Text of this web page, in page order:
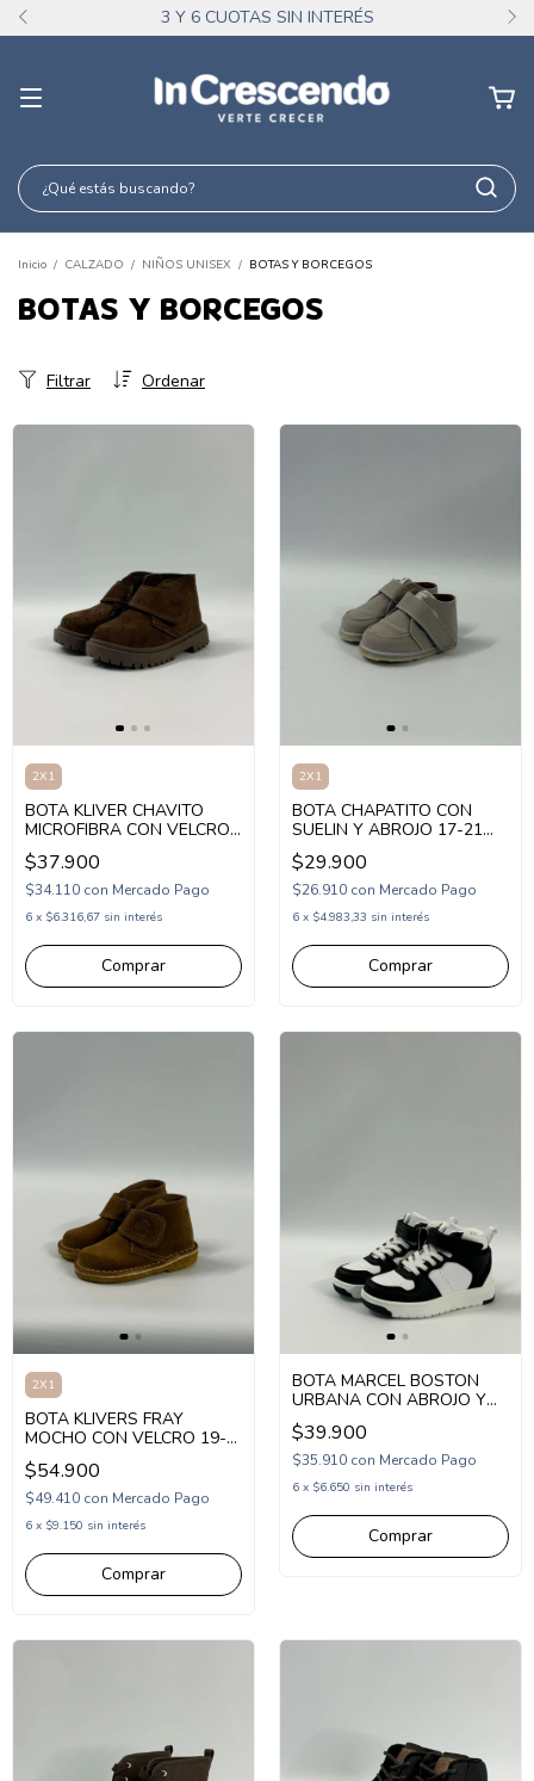
3 Y 6 CUOTAS SIN INTERÉS
Inicio / CALZADO / NIÑOS UNISEX / BOTAS Y BORCEGOS
BOTAS Y BORCEGOS
Ordenar
Filtrar
2X1
BOTA KLIVER CHAVITO
MICROFIBRA CON VELCRO
21-28 (KV2320)
$37.900
$34.110 con Mercado Pago
6 x $6.316,67 sin interés
Comprar
2X1
BOTA CHAPATITO CON
SUELIN Y ABROJO 17-21
(CH7001)
$29.900
$26.910 con Mercado Pago
6 x $4.983,33 sin interés
Comprar
2X1
BOTA KLIVERS FRAY
MOCHO CON VELCRO 19-
26 (KV620)
$54.900
$49.410 con Mercado Pago
6 x $9.150 sin interés
Comprar
BOTA MARCEL BOSTON
URBANA CON ABROJO Y
ELASTICO 25-30 (1MBOST)
$39.900
$35.910 con Mercado Pago
6 x $6.650 sin interés
Comprar